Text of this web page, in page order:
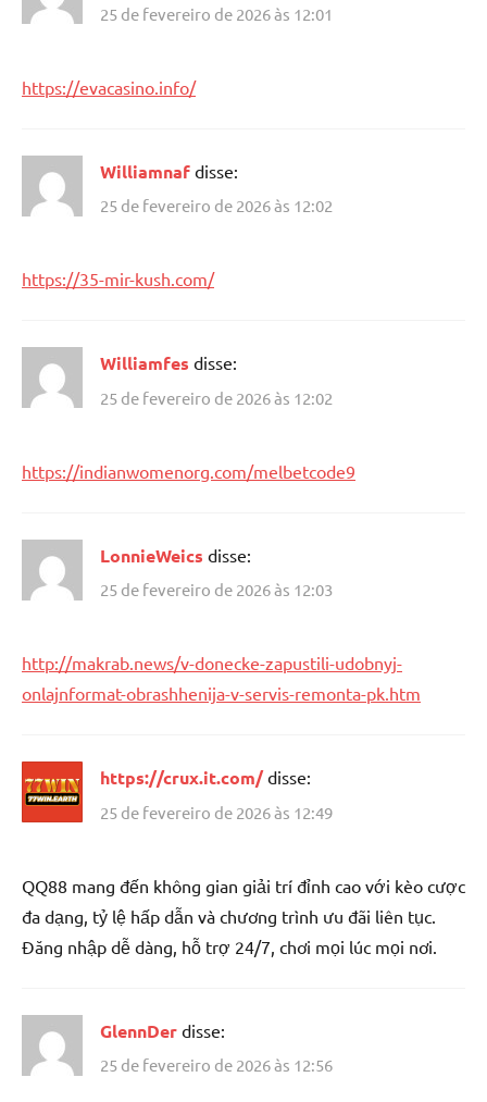
25 de fevereiro de 2026 às 12:01
https://evacasino.info/
Williamnaf disse:
25 de fevereiro de 2026 às 12:02
https://35-mir-kush.com/
Williamfes disse:
25 de fevereiro de 2026 às 12:02
https://indianwomenorg.com/melbetcode9
LonnieWeics disse:
25 de fevereiro de 2026 às 12:03
http://makrab.news/v-donecke-zapustili-udobnyj-
onlajnformat-obrashhenija-v-servis-remonta-pk.htm
https://crux.it.com/ disse:
25 de fevereiro de 2026 às 12:49
QQ88 mang đến không gian giải trí đỉnh cao với kèo cược
đa dạng, tỷ lệ hấp dẫn và chương trình ưu đãi liên tục.
Đăng nhập dễ dàng, hỗ trợ 24/7, chơi mọi lúc mọi nơi.
GlennDer disse:
25 de fevereiro de 2026 às 12:56